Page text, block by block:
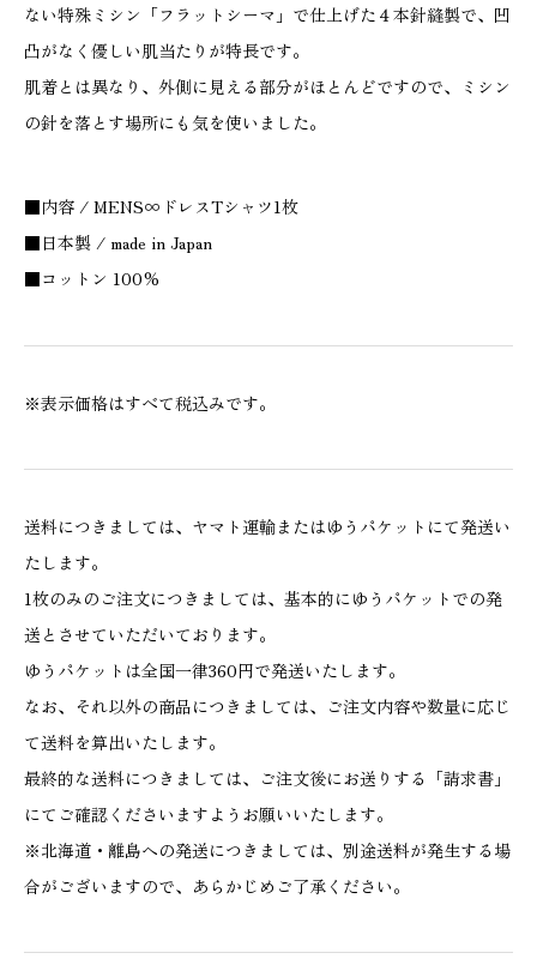
ない特殊ミシン「フラットシーマ」で仕上げた４本針縫製で、凹
凸がなく優しい肌当たりが特長です。
肌着とは異なり、外側に見える部分がほとんどですので、ミシン
の針を落とす場所にも気を使いました。
■内容 / MENS∞ドレスTシャツ1枚
■日本製 / made in Japan
■コットン 100%
※表示価格はすべて税込みです。
送料につきましては、ヤマト運輸またはゆうパケットにて発送い
たします。
1枚のみのご注文につきましては、基本的にゆうパケットでの発
送とさせていただいております。
ゆうパケットは全国一律360円で発送いたします。
なお、それ以外の商品につきましては、ご注文内容や数量に応じ
て送料を算出いたします。
最終的な送料につきましては、ご注文後にお送りする「請求書」
にてご確認くださいますようお願いいたします。
※北海道・離島への発送につきましては、別途送料が発生する場
合がございますので、あらかじめご了承ください。